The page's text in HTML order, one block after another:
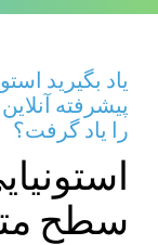
یاد بگیرید
پیشرفته
را یاد گرفت؟
سطح